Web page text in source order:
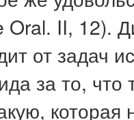
Oral. II, 12).
от задач
за то, что